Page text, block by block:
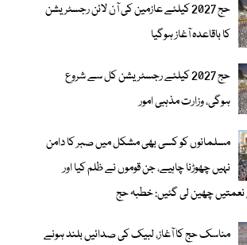
حج 2027 کیلئے عازمین کی آن لائن رجسٹریشن
کا باقاعدہ آغاز ہوگیا
حج 2027 کیلئے رجسٹریشن کل سے شروع
ہوگی، وزارت مذہبی امور
مسلمانوں کو کسی بھی مشکل میں صبر کا دامن
نہیں چھوڑنا چاہیے، جن قوموں نے ظلم کیا اور
چھین لی گئیں: خطبہ حج
مناسک حج کا آغاز، لبیک کی صدائیں بلند ہونے